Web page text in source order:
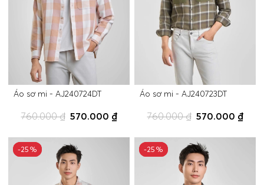
Áo sơ mi - AJ240724DT
570.000 ₫
760.000 ₫
Áo sơ mi - AJ240723DT
570.000 ₫
760.000 ₫
-25%
-25% -25%
-25%